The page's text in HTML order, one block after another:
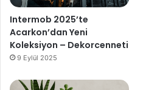
Intermob 2025’te
Acarkon’dan Yeni
Koleksiyon – Dekorcenneti
9 Eylül 2025